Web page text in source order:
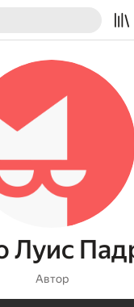
Луис
Автор